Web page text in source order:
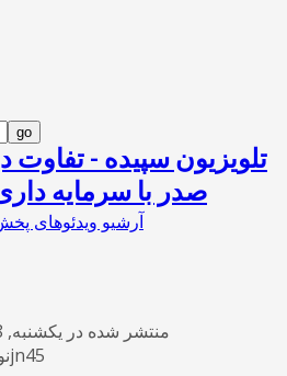
آرشیو ویدئوهای
تلویزیون سپیده - تفاوت
صدر با سرمایه
منتشر شده در یکشنبه, 28 مرداد 1397 12:33
نوشته شده توسط 445jn45